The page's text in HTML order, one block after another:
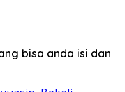
bisa anda isi dan